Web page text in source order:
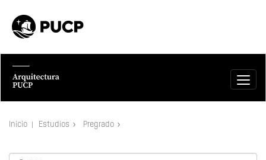
Inicio Estudios Pregrado